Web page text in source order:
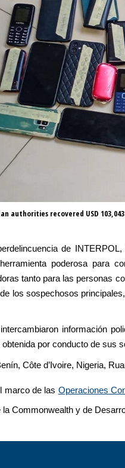
authorities recovered USD
de
poderosa para
tanto para las personas
los sospechosos
información
por conducto de sus
Côte d’Ivoire, Nigeria,
marco de las Operaciones
Commonwealth y de